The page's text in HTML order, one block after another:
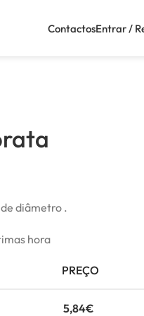
ContactosEntrar /
diâmetro .
hora
PREÇO
5,84€